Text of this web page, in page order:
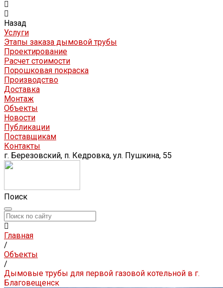
Назад
Услуги
Этапы заказа дымовой трубы
Проектирование
Расчет стоимости
Порошковая покраска
Производство
Доставка
Монтаж
Объекты
Новости
Публикации
Поставщикам
Контакты
г. Березовский, п. Кедровка, ул. Пушкина, 55
Поиск
Главная
/
Объекты
/
Дымовые трубы для первой газовой котельной в г.
Благовещенск